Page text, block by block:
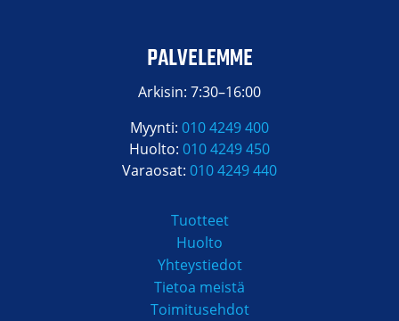
PALVELEMME
Arkisin: 7:30–16:00
Myynti: 010 4249 400
Huolto: 010 4249 450
Varaosat: 010 4249 440
Tuotteet
Huolto
Yhteystiedot
Tietoa meistä
Toimitusehdot